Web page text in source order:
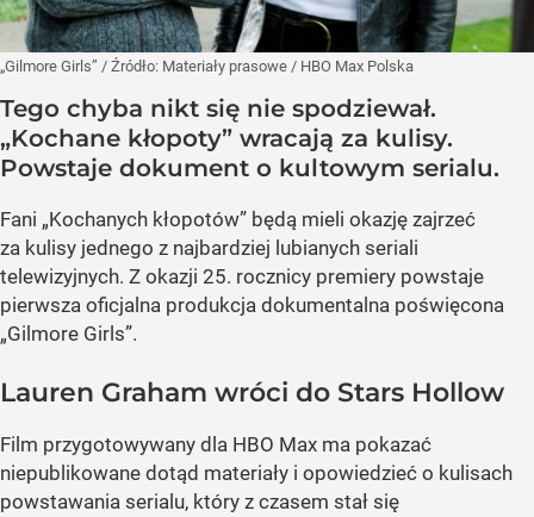
„Gilmore Girls” / Źródło: Materiały prasowe / HBO Max Polska
Tego chyba nikt się nie spodziewał.
„Kochane kłopoty” wracają za kulisy.
Powstaje dokument o kultowym serialu.
Fani „Kochanych kłopotów” będą mieli okazję zajrzeć
za kulisy jednego z najbardziej lubianych seriali
telewizyjnych. Z okazji 25. rocznicy premiery powstaje
pierwsza oficjalna produkcja dokumentalna poświęcona
„Gilmore Girls”.
Lauren Graham wróci do Stars Hollow
Film przygotowywany dla HBO Max ma pokazać
niepublikowane dotąd materiały i opowiedzieć o kulisach
powstawania serialu, który z czasem stał się